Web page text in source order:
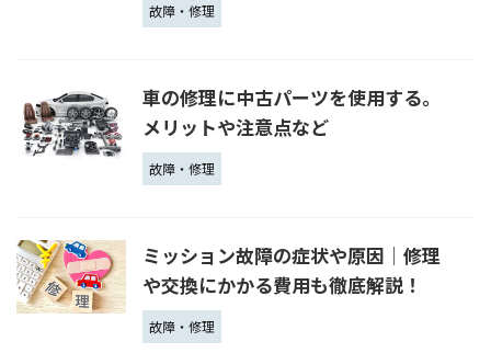
故障・修理
車の修理に中古パーツを使用する。
メリットや注意点など
故障・修理
ミッション故障の症状や原因│修理
や交換にかかる費用も徹底解説！
故障・修理